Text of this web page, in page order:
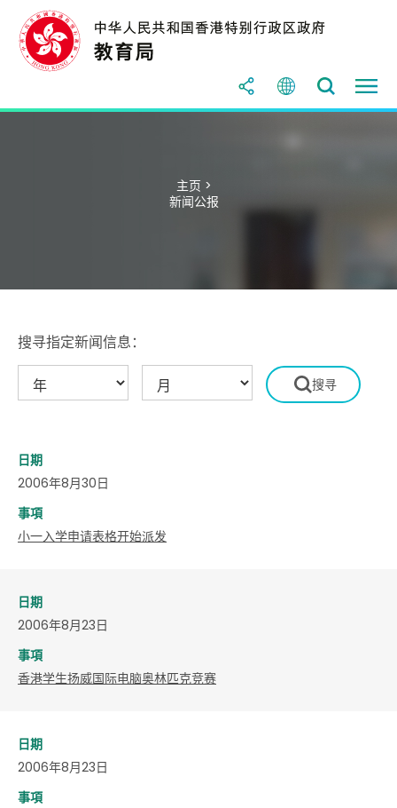
主页 >
新闻公报
搜寻指定新闻信息：
日期
2006年8月30日
事項
小一入学申请表格开始派发
日期
2006年8月23日
事項
香港学生扬威国际电脑奥林匹克竞赛
日期
2006年8月23日
事項